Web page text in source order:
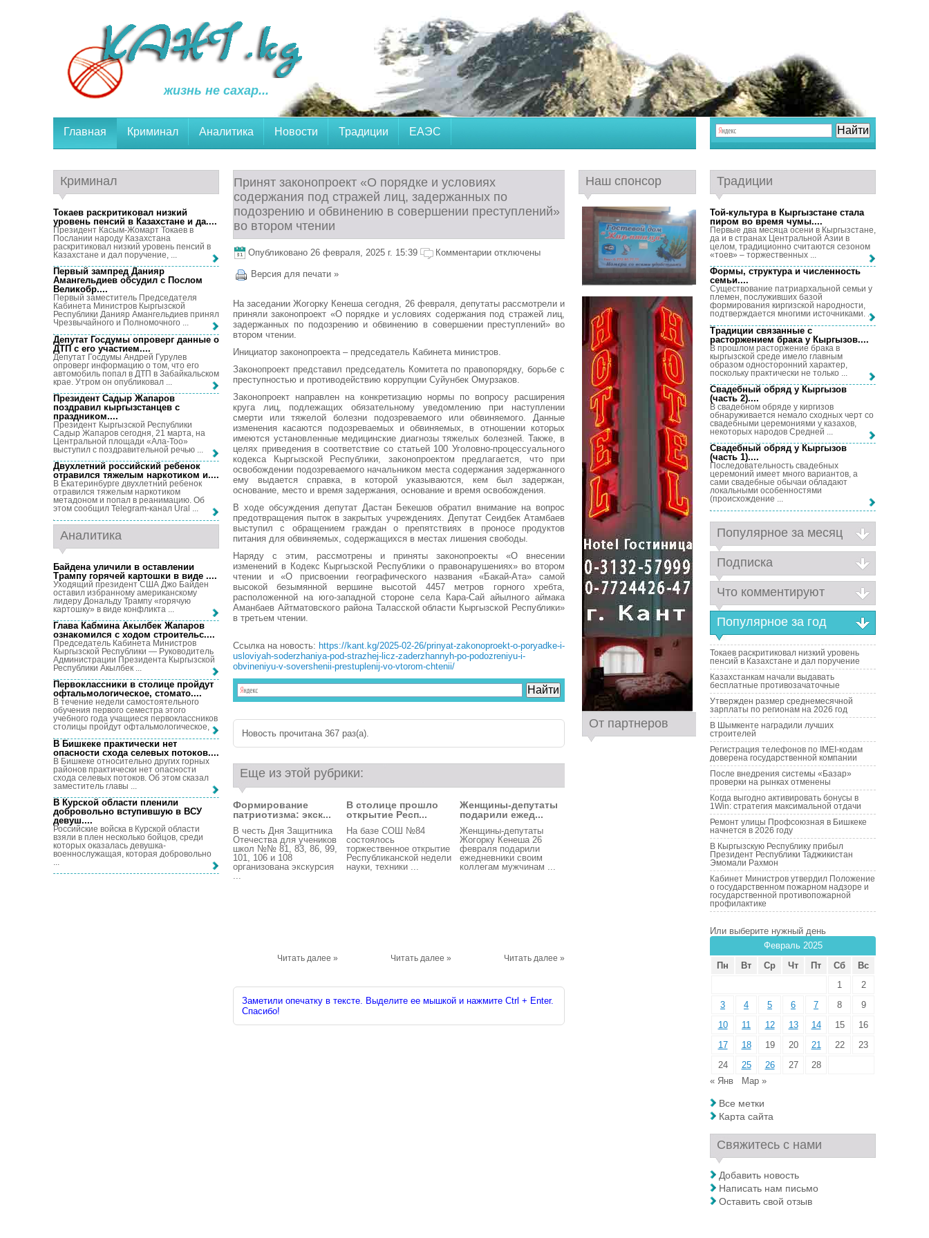
жизнь не сахар...
Главная Криминал Аналитика Новости Традиции ЕАЭС
Принят законопроект «О порядке и условиях
содержания под стражей лиц, задержанных по
подозрению и обвинению в совершении преступлений»
во втором чтении
Опубликовано 26 февраля, 2025 г. 15:39 Комментарии отключены
Версия для печати »
На заседании Жогорку Кенеша сегодня, 26 февраля, депутаты рассмотрели и
приняли законопроект «О порядке и условиях содержания под стражей лиц,
задержанных по подозрению и обвинению в совершении преступлений» во
втором чтении.
Инициатор законопроекта – председатель Кабинета министров.
Законопроект представил председатель Комитета по правопорядку, борьбе с
преступностью и противодействию коррупции Суйунбек Омурзаков.
Законопроект направлен на конкретизацию нормы по вопросу расширения
круга лиц, подлежащих обязательному уведомлению при наступлении
смерти или тяжелой болезни подозреваемого или обвиняемого. Данные
изменения касаются подозреваемых и обвиняемых, в отношении которых
имеются установленные медицинские диагнозы тяжелых болезней. Также, в
целях приведения в соответствие со статьей 100 Уголовно-процессуального
кодекса Кыргызской Республики, законопроектом предлагается, что при
освобождении подозреваемого начальником места содержания задержанного
ему выдается справка, в которой указываются, кем был задержан,
основание, место и время задержания, основание и время освобождения.
В ходе обсуждения депутат Дастан Бекешов обратил внимание на вопрос
предотвращения пыток в закрытых учреждениях. Депутат Сеидбек Атамбаев
выступил с обращением граждан о препятствиях в проносе продуктов
питания для обвиняемых, содержащихся в местах лишения свободы.
Наряду с этим, рассмотрены и приняты законопроекты «О внесении
изменений в Кодекс Кыргызской Республики о правонарушениях» во втором
чтении и «О присвоении географического названия «Бакай-Ата» самой
высокой безымянной вершине высотой 4457 метров горного хребта,
расположенной на юго-западной стороне села Кара-Сай айылного аймака
Аманбаев Айтматовского района Таласской области Кыргызской Республики»
в третьем чтении.
Ссылка на новость: https://kant.kg/2025-02-26/prinyat-zakonoproekt-o-poryadke-i-
usloviyah-soderzhaniya-pod-strazhej-licz-zaderzhannyh-po-podozreniyu-i-
obvineniyu-v-sovershenii-prestuplenij-vo-vtorom-chtenii/
Новость прочитана 367 раз(a).
Еще из этой рубрики:
Формирование
патриотизма: экск...
В честь Дня Защитника
Отечества для учеников
школ №№ 81, 83, 86, 99,
101, 106 и 108
организована экскурсия
...
Читать далее »
В столице прошло
открытие Респ...
На базе СОШ №84
состоялось
торжественное открытие
Республиканской недели
науки, техники ...
Читать далее »
Женщины-депутаты
подарили ежед...
Женщины-депутаты
Жогорку Кенеша 26
февраля подарили
ежедневники своим
коллегам мужчинам ...
Читать далее »
Заметили опечатку в тексте. Выделите ее мышкой и нажмите Ctrl + Enter.
Спасибо!
Криминал
Токаев раскритиковал низкий
уровень пенсий в Казахстане и да....
Президент Касым-Жомарт Токаев в
Послании народу Казахстана
раскритиковал низкий уровень пенсий в
Казахстане и дал поручение, ...
Первый зампред Данияр
Амангельдиев обсудил с Послом
Великобр....
Первый заместитель Председателя
Кабинета Министров Кыргызской
Республики Данияр Амангельдиев принял
Чрезвычайного и Полномочного ...
Депутат Госдумы опроверг данные о
ДТП с его участием....
Депутат Госдумы Андрей Гурулев
опроверг информацию о том, что его
автомобиль попал в ДТП в Забайкальском
крае. Утром он опубликовал ...
Президент Садыр Жапаров
поздравил кыргызстанцев с
праздником....
Президент Кыргызской Республики
Садыр Жапаров сегодня, 21 марта, на
Центральной площади «Ала-Тоо»
выступил с поздравительной речью ...
Двухлетний российский ребенок
отравился тяжелым наркотиком и....
В Екатеринбурге двухлетний ребенок
отравился тяжелым наркотиком
метадоном и попал в реанимацию. Об
этом сообщил Telegram-канал Ural ...
Аналитика
Байдена уличили в оставлении
Трампу горячей картошки в виде ....
Уходящий президент США Джо Байден
оставил избранному американскому
лидеру Дональду Трампу «горячую
картошку» в виде конфликта ...
Глава Кабмина Акылбек Жапаров
ознакомился с ходом строительс....
Председатель Кабинета Министров
Кыргызской Республики — Руководитель
Администрации Президента Кыргызской
Республики Акылбек ...
Первоклассники в столице пройдут
офтальмологическое, стомато....
В течение недели самостоятельного
обучения первого семестра этого
учебного года учащиеся первоклассников
столицы пройдут офтальмологическое, ...
В Бишкеке практически нет
опасности схода селевых потоков....
В Бишкеке относительно других горных
районов практически нет опасности
схода селевых потоков. Об этом сказал
заместитель главы ...
В Курской области пленили
добровольно вступившую в ВСУ
девуш....
Российские войска в Курской области
взяли в плен несколько бойцов, среди
которых оказалась девушка-
военнослужащая, которая добровольно
...
Наш спонсор
От партнеров
Традиции
Той-культура в Кыргызстане стала
пиром во время чумы....
Первые два месяца осени в Кыргызстане,
да и в странах Центральной Азии в
целом, традиционно считаются сезоном
«тоев» – торжественных ...
Формы, структура и численность
семьи....
Существование патриархальной семьи у
племен, послуживших базой
формирования киргизской народности,
подтверждается многими источниками. ...
Традиции связанные с
расторжением брака у Кыргызов....
В прошлом расторжение брака в
кыргызской среде имело главным
образом односторонний характер,
поскольку практически не только ...
Свадебный обряд у Кыргызов
(часть 2)....
В свадебном обряде у киргизов
обнаруживается немало сходных черт со
свадебными церемониями у казахов,
некоторых народов Средней ...
Свадебный обряд у Кыргызов
(часть 1)....
Последовательность свадебных
церемоний имеет много вариантов, а
сами свадебные обычаи обладают
локальными особенностями
(происхождение ...
Популярное за месяц
Подписка
Что комментируют
Популярное за год
Токаев раскритиковал низкий уровень
пенсий в Казахстане и дал поручение
Казахстанкам начали выдавать
бесплатные противозачаточные
Утвержден размер среднемесячной
зарплаты по регионам на 2026 год
В Шымкенте наградили лучших
строителей
Регистрация телефонов по IMEI-кодам
доверена государственной компании
После внедрения системы «Базар»
проверки на рынках отменены
Когда выгодно активировать бонусы в
1Win: стратегия максимальной отдачи
Ремонт улицы Профсоюзная в Бишкеке
начнется в 2026 году
В Кыргызскую Республику прибыл
Президент Республики Таджикистан
Эмомали Рахмон
Кабинет Министров утвердил Положение
о государственном пожарном надзоре и
государственной противопожарной
профилактике
Или выберите нужный день
Февраль 2025
Пн
Вт Ср Чт Пт Сб
Вс
1
2
3
4 5 6 7 8
9
10
11 12 13 14 15
16
17
18 19 20 21 22
23
24
25 26 27
28
« Янв
Мар »
Все метки
Карта сайта
Свяжитесь с нами
Добавить новость
Написать нам письмо
Оставить свой отзыв